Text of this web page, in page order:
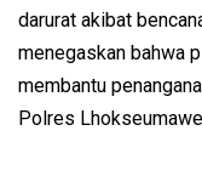
darurat akibat
menegaskan bahwa
membantu
Polres